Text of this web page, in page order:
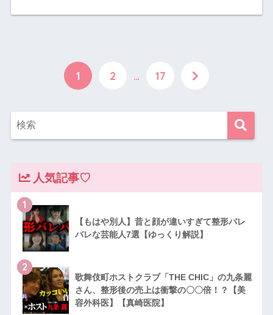
1 2 … 17
人気記事♡
1
【もはや別人】昔と顔が違いすぎて整形バレ
バレな芸能人7選【ゆっくり解説】
2
歌舞伎町ホストクラブ「THE CHIC」の九条麗
さん、整形後の売上は衝撃の〇〇倍！？【美
容外科医】【真崎医院】